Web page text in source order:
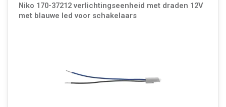
Niko 170-37212 verlichtingseenheid met draden 12V
met blauwe led voor schakelaars